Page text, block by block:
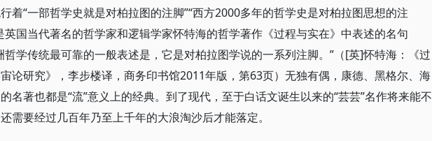
着“一部哲学史就是对柏拉图的注脚”“西方2000多年的哲学史是对柏拉图思想的注
英国当代著名的哲学家和逻辑学家怀特海的哲学著作《过程与实在》中表述的名句
学传统最可靠的一般表述是，它是对柏拉图学说的一系列注脚。”（[英]怀特海：《过
研究》，李步楼译，商务印书馆2011年版，第63页）无独有偶，康德、黑格尔、海
名著也都是“流”意义上的经典。到了现代，至于白话文诞生以来的“芸芸”名作将来能不
需要经过几百年乃至上千年的大浪淘沙后才能落定。